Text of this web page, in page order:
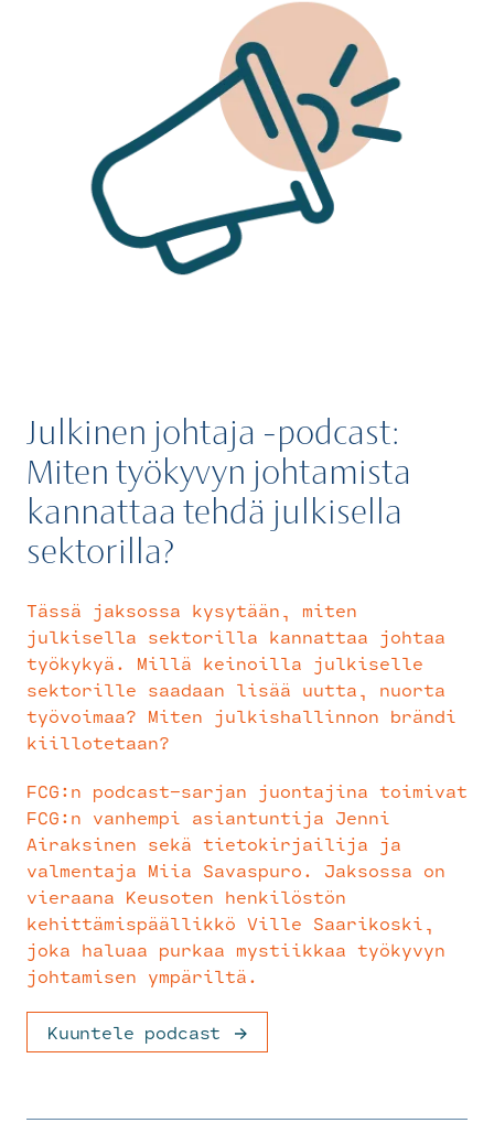
Julkinen johtaja -podcast:
Miten työkyvyn johtamista
kannattaa tehdä julkisella
sektorilla?
Tässä jaksossa kysytään, miten
julkisella sektorilla kannattaa johtaa
työkykyä. Millä keinoilla julkiselle
sektorille saadaan lisää uutta, nuorta
työvoimaa? Miten julkishallinnon brändi
kiillotetaan?
FCG:n podcast-sarjan juontajina toimivat
FCG:n vanhempi asiantuntija Jenni
Airaksinen sekä tietokirjailija ja
valmentaja Miia Savaspuro. Jaksossa on
vieraana Keusoten henkilöstön
kehittämispäällikkö Ville Saarikoski,
joka haluaa purkaa mystiikkaa työkyvyn
johtamisen ympäriltä.
Kuuntele podcast